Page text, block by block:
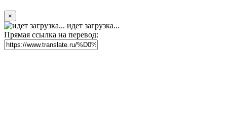
×
идет загрузка...
Прямая ссылка на перевод: